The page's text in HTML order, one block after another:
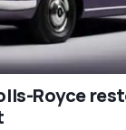
Royce